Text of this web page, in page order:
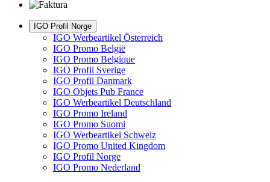
IGO Profil Norge
IGO Werbeartikel Österreich
IGO Promo België
IGO Promo Belgique
IGO Profil Sverige
IGO Profil Danmark
IGO Objets Pub France
IGO Werbeartikel Deutschland
IGO Promo Ireland
IGO Promo Suomi
IGO Werbeartikel Schweiz
IGO Promo United Kingdom
IGO Profil Norge
IGO Promo Nederland